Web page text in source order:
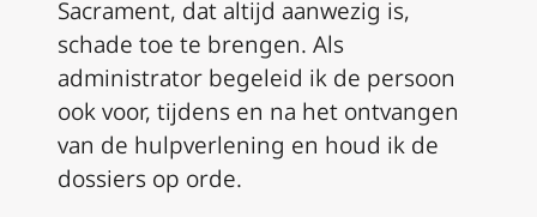
Sacrament, dat altijd aanwezig is,
schade toe te brengen. Als
administrator begeleid ik de persoon
ook voor, tijdens en na het ontvangen
van de hulpverlening en houd ik de
dossiers op orde.